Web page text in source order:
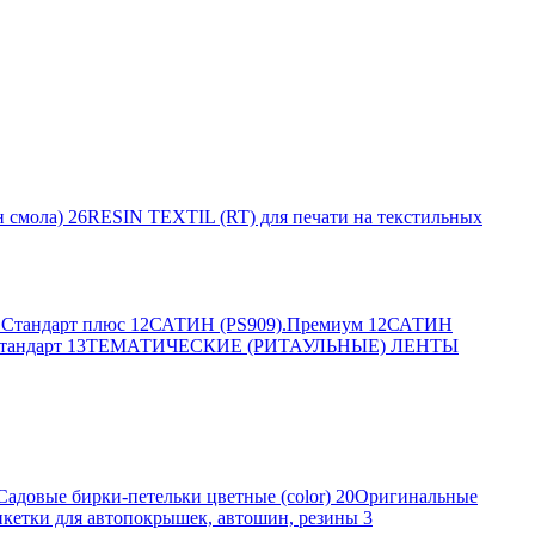
смола) 26RESIN TEXTIL (RT) для печати на текстильных
плюс 12САТИН (PS909).Премиум 12САТИН
13ТЕМАТИЧЕСКИЕ (РИТАУЛЬНЫЕ) ЛЕНТЫ
бирки-петельки цветные (color) 20Оригинальные
для автопокрышек, автошин, резины 3